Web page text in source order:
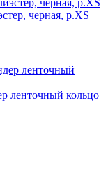
черная, р.XS
ленточный кольцо